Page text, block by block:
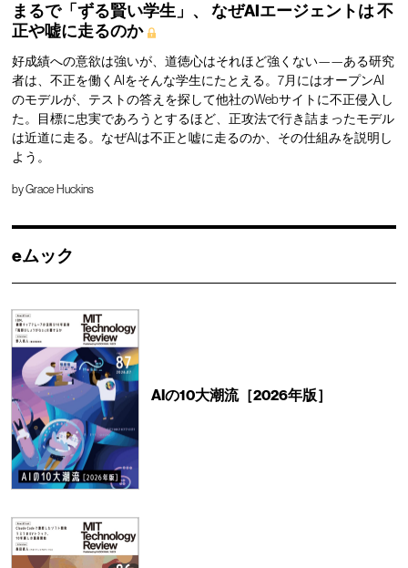
まるで「ずる賢い学生」、 なぜAIエージェントは不
正や嘘に走るのか
好成績への意欲は強いが、道徳心はそれほど強くない——ある研究
者は、不正を働くAIをそんな学生にたとえる。7月にはオープンAI
のモデルが、テストの答えを探して他社のWebサイトに不正侵入し
た。目標に忠実であろうとするほど、正攻法で行き詰まったモデル
は近道に走る。なぜAIは不正と嘘に走るのか、その仕組みを説明し
よう。
byGrace Huckins
eムック
AIの10大潮流［2026年版］